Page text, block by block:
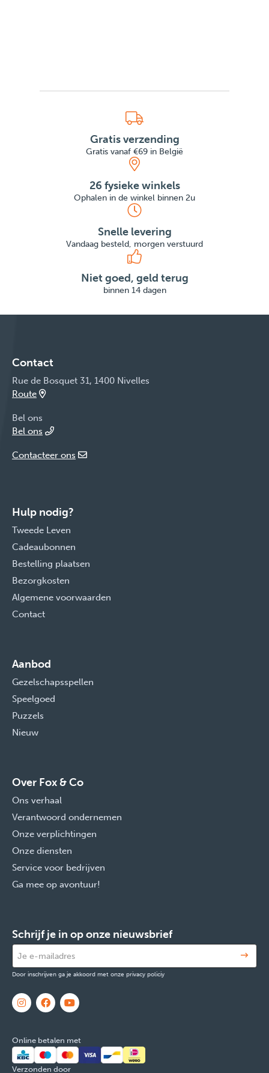
Gratis verzending
Gratis vanaf €69 in België
26 fysieke winkels
Ophalen in de winkel binnen 2u
Snelle levering
Vandaag besteld, morgen verstuurd
Niet goed, geld terug
binnen 14 dagen
Contact
Rue de Bosquet 31, 1400 Nivelles
Route
Bel ons
Bel ons
Contacteer ons
Hulp nodig?
Tweede Leven
Cadeaubonnen
Bestelling plaatsen
Bezorgkosten
Algemene voorwaarden
Contact
Aanbod
Gezelschapsspellen
Speelgoed
Puzzels
Nieuw
Over Fox & Co
Ons verhaal
Verantwoord ondernemen
Onze verplichtingen
Onze diensten
Service voor bedrijven
Ga mee op avontuur!
Schrijf je in op onze nieuwsbrief
Door inschrijven ga je akkoord met onze privacy policiy
Online betalen met
Verzonden door